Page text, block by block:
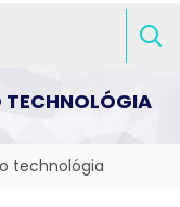
technológia